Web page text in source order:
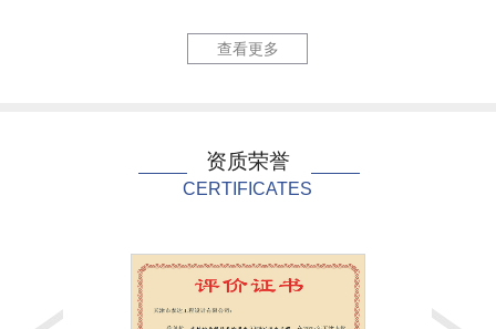
查看更多
资质荣誉
CERTIFICATES